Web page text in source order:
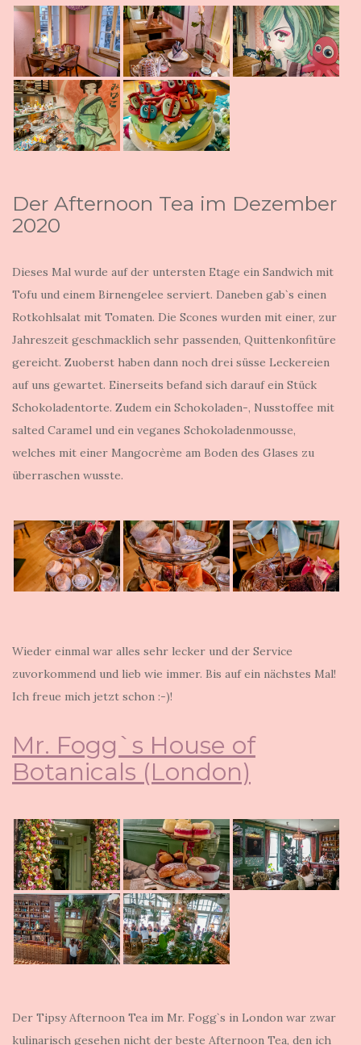
Der Afternoon Tea im Dezember
2020
Dieses Mal wurde auf der untersten Etage ein Sandwich mit
Tofu und einem Birnengelee serviert. Daneben gab`s einen
Rotkohlsalat mit Tomaten. Die Scones wurden mit einer, zur
Jahreszeit geschmacklich sehr passenden, Quittenkonfitüre
gereicht. Zuoberst haben dann noch drei süsse Leckereien
auf uns gewartet. Einerseits befand sich darauf ein Stück
Schokoladentorte. Zudem ein Schokoladen-, Nusstoffee mit
salted Caramel und ein veganes Schokoladenmousse,
welches mit einer Mangocrème am Boden des Glases zu
überraschen wusste.
Wieder einmal war alles sehr lecker und der Service
zuvorkommend und lieb wie immer. Bis auf ein nächstes Mal!
Ich freue mich jetzt schon :-)!
Mr. Fogg`s House of
Botanicals (London)
Der Tipsy Afternoon Tea im Mr. Fogg`s in London war zwar
kulinarisch gesehen nicht der beste Afternoon Tea, den ich